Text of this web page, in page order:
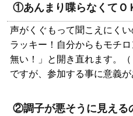
①あんまり喋らなくてＯ
声がくぐもって聞こえにく
ラッキー！自分からもモチ
無い！」と開き直れます。
ですが、参加する事に意義が
②調子が悪そうに見える